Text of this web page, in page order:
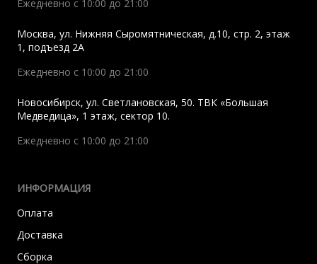
Ежедневно с 10:00 до 21:00
Москва, ул. Нижняя Сыромятническая, д.10, стр. 2, этаж
1, подъезд 2A
Ежедневно с 10:00 до 21:00
Новосибирск, ул. Светлановская, 50. ТВК «Большая
Медведица», 1 этаж, сектор 10.
Ежедневно с 10:00 до 21:00
ИНФОРМАЦИЯ
Оплата
Доставка
Сборка